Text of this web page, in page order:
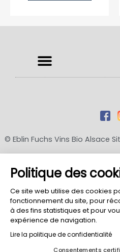
© Eblin Fuchs Vins Bio Alsace
Conditions Générales
Confidentialité - Politique
Propriété
Politique des
Ce site web utilise des cookies
fonctionnement du site, pour
à des fins statistiques et pour
expérience de navigation.
Lire la politique de confidentialité
Consentements